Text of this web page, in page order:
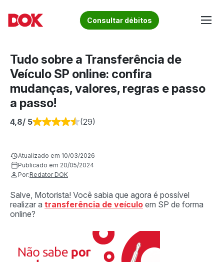
content
Acesse o Blog e conheça todos os nossos artigos | DOK
Fique por dentro de artigos sobre o trânsito brasileiro!
Conheça informações sobre licenciamento, ipva, multas e
Consultar débitos
Tudo sobre a Transferência de
Veículo SP online: confira
mudanças, valores, regras e passo
a passo!
4,8/ 5 (29)
Atualizado em 10/03/2026
Publicado em 20/05/2024
Por:Redator DOK
Salve, Motorista! Você sabia que agora é possível
realizar a transferência de veículo em SP de forma
online?